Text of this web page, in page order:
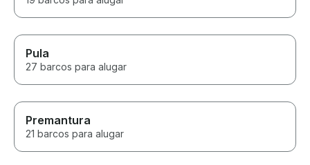
Pula
27 barcos para alugar
Premantura
21 barcos para alugar